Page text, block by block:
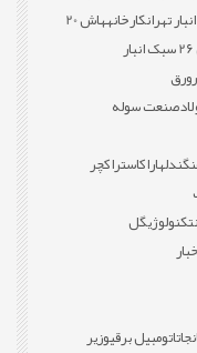
کارخانه
هاش 20
هاش 26 سبک انبار
ورق
صنعت سوله
گندلهاراکاستراکچر
تکنولوژیگل
اتومبیل برقیوزیر